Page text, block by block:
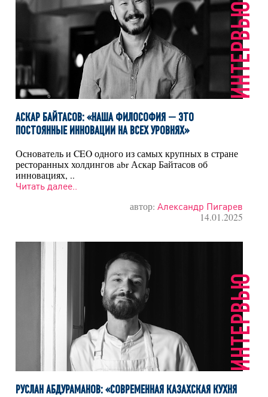
АСКАР БАЙТАСОВ: «НАША ФИЛОСОФИЯ — ЭТО
ПОСТОЯННЫЕ ИННОВАЦИИ НА ВСЕХ УРОВНЯХ»
Основатель и CEO одного из самых крупных в стране
ресторанных холдингов abr Аскар Байтасов об
инновациях, ..
Читать далее..
автор: Александр Пигарев
14.01.2025
ИНТЕРВЬЮ
РУСЛАН АБДУРАМАНОВ: «СОВРЕМЕННАЯ КАЗАХСКАЯ КУХНЯ
ИНТЕРВЬЮ